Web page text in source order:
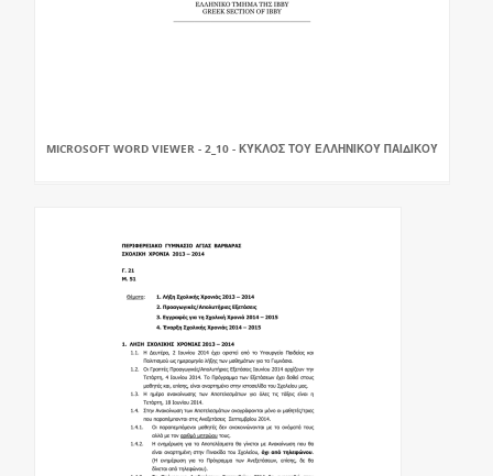
MICROSOFT WORD VIEWER - 2_10 - ΚΎΚΛΟΣ ΤΟΥ ΕΛΛΗΝΙΚΟΎ ΠΑΙΔΙΚΟΎ